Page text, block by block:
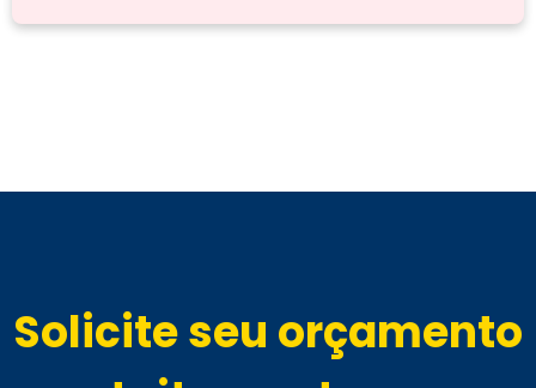
Solicite seu orçamento